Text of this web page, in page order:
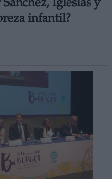
Iglesias y
infantil?